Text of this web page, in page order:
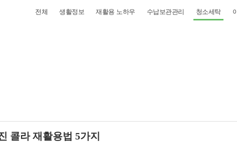
전체 생활정보 재활용 노하우 수납보관관리 청소세탁
콜라 재활용법 5가지